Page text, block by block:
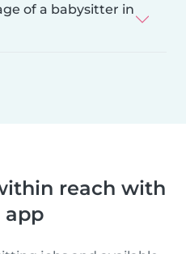
of a babysitter in
reach with
app